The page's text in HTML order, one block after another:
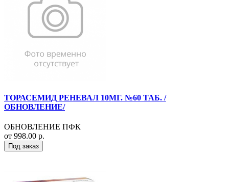
ТОРАСЕМИД РЕНЕВАЛ 10МГ. №60 ТАБ. /
ОБНОВЛЕНИЕ/
ОБНОВЛЕНИЕ ПФК
от 998.00 р.
Под заказ